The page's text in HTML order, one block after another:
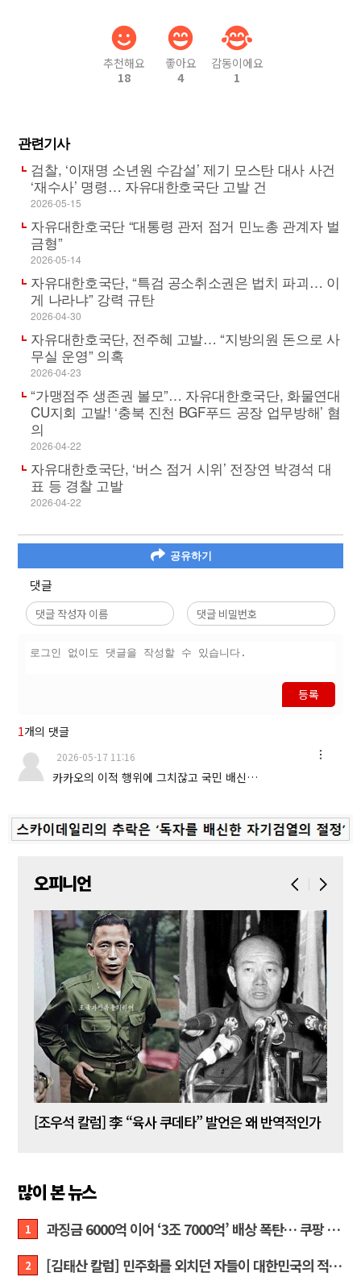
추천해요
18
좋아요
4
감동이에요
1
관련기사
검찰, ‘이재명 소년원 수감설’ 제기 모스탄 대사 사건
‘재수사’ 명령… 자유대한호국단 고발 건
2026-05-15
자유대한호국단 “대통령 관저 점거 민노총 관계자 벌
금형”
2026-05-14
자유대한호국단, “특검 공소취소권은 법치 파괴… 이
게 나라냐” 강력 규탄
2026-04-30
자유대한호국단, 전주혜 고발… “지방의원 돈으로 사
무실 운영” 의혹
2026-04-23
“가맹점주 생존권 볼모”… 자유대한호국단, 화물연대
CU지회 고발! ‘충북 진천 BGF푸드 공장 업무방해’ 혐
의
2026-04-22
자유대한호국단, ‘버스 점거 시위’ 전장연 박경석 대
표 등 경찰 고발
2026-04-22
공유하기
댓글
등록
1개의 댓글
2026-05-17 11:16
카카오의 이적 행위에 그치잖고 국민 배신…
오피니언
[조우석 칼럼] 李 “육사 쿠데타” 발언은 왜 반역적인가
많이 본 뉴스
1 과징금 6000억 이어 ‘3조 7000억’ 배상 폭탄… 쿠팡 때리기에 한미 통상 ‘초비상’
2 [김태산 칼럼] 민주화를 외치던 자들이 대한민국의 적이고 간첩이었다